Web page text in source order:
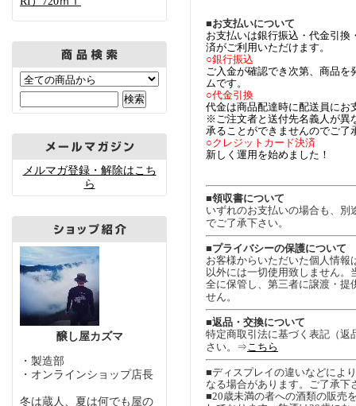
メルマガ登録・解除はこち
ら
醸し屋カズマ
・製造部
・オンラインショップ店長
冬は蔵人、夏は何でも屋の
■お支払いについて
お支払いは銀行振込・代金引換
済がご利用いただけます。
○銀行振込
ご入金が確認でき次第、商品を
ムです。
○代金引換
代金は商品配達時に配送員にお
※ご注文者と送付先名義人が異
承ることができませんのでご了
○クレジットカード決済
新しく運用を始めました！
■領収書について
いずれのお支払いの場合も、別
でご了承下さい。
■プライバシーの保護について
お客様からいただいた個人情報
以外には一切使用致しません。
全に保管し、第三者に譲渡・提
せん。
■返品・交換について
特定商取引法に基づく表記（返
さい。⇒こちら
■ディスプレイの違いなどによ
なる場合があります。ご了承下
■20歳未満の者への酒類の販売